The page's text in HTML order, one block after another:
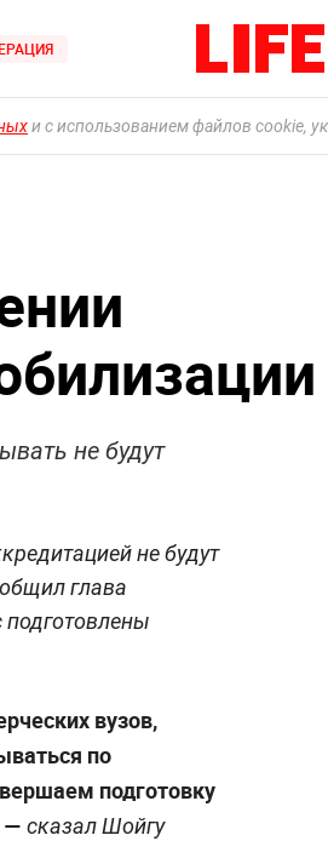
и с использованием файлов cookie,
не будут
не будут
глава
вузов,
по
подготовку
— сказал Шойгу